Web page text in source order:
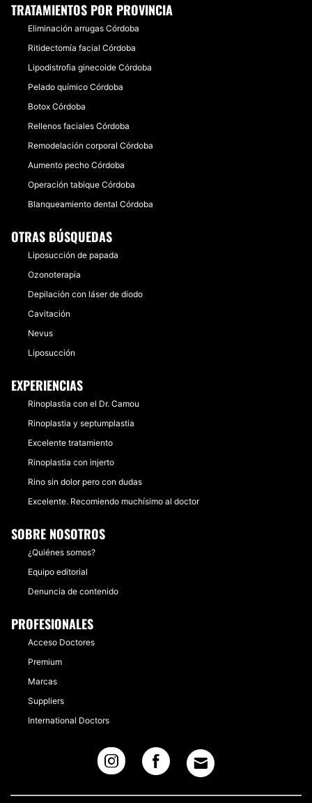
TRATAMIENTOS POR PROVINCIA
Eliminación arrugas Córdoba
Ritidectomía facial Córdoba
Lipodistrofia ginecoide Córdoba
Pelado químico Córdoba
Botox Córdoba
Rellenos faciales Córdoba
Remodelación corporal Córdoba
Aumento pecho Córdoba
Operación tabique Córdoba
Blanqueamiento dental Córdoba
OTRAS BÚSQUEDAS
Liposucción de papada
Ozonoterapia
Depilación con láser de diodo
Cavitación
Nevus
Liposucción
EXPERIENCIAS
Rinoplastia con el Dr. Camou
Rinoplastia y septumplastia
Excelente tratamiento
Rinoplastia con injerto
Rino sin dolor pero con dudas
Excelente. Recomiendo muchísimo al doctor
SOBRE NOSOTROS
¿Quiénes somos?
Equipo editorial
Denuncia de contenido
PROFESIONALES
Acceso Doctores
Premium
Marcas
Suppliers
International Doctors